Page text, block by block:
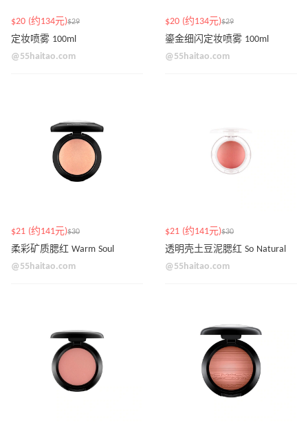
$20 (约134元)$29
定妆喷雾 100ml
@55haitao.com
$20 (约134元)$29
鎏金细闪定妆喷雾 100ml
@55haitao.com
$21 (约141元)$30
柔彩矿质腮红 Warm Soul
@55haitao.com
$21 (约141元)$30
透明壳土豆泥腮红 So Natural
@55haitao.com